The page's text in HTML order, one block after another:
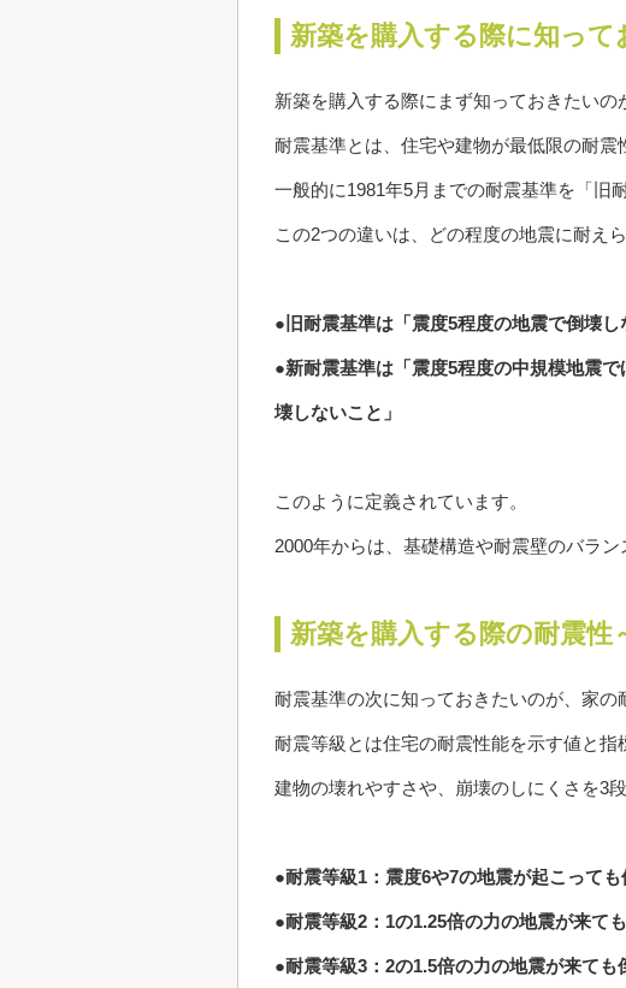
新築を購入する際に知っ
新築を購入する際にまず知っておきたいの
耐震基準とは、住宅や建物が最低限の耐震
一般的に1981年5月までの耐震基準を「旧
この2つの違いは、どの程度の地震に耐え
●旧耐震基準は「震度5程度の地震で倒壊し
●新耐震基準は「震度5程度の中規模地震
壊しないこと」
このように定義されています。
2000年からは、基礎構造や耐震壁のバラ
新築を購入する際の耐震性
耐震基準の次に知っておきたいのが、家の
耐震等級とは住宅の耐震性能を示す値と指
建物の壊れやすさや、崩壊のしにくさを3
●耐震等級1：震度6や7の地震が起こって
●耐震等級2：1の1.25倍の力の地震が来て
●耐震等級3：2の1.5倍の力の地震が来ても